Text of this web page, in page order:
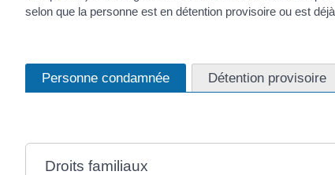
selon que la personne est en détention provisoire ou est
Personne condamnée Détention provisoire
Droits familiaux